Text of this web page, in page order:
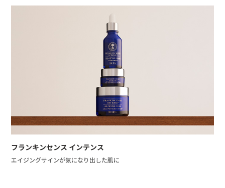
フランキンセンス インテンス
エイジングサインが気になり出した肌に